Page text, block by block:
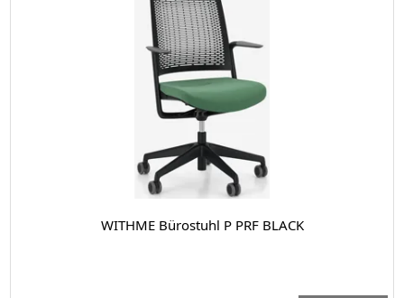
WITHME Bürostuhl P PRF BLACK